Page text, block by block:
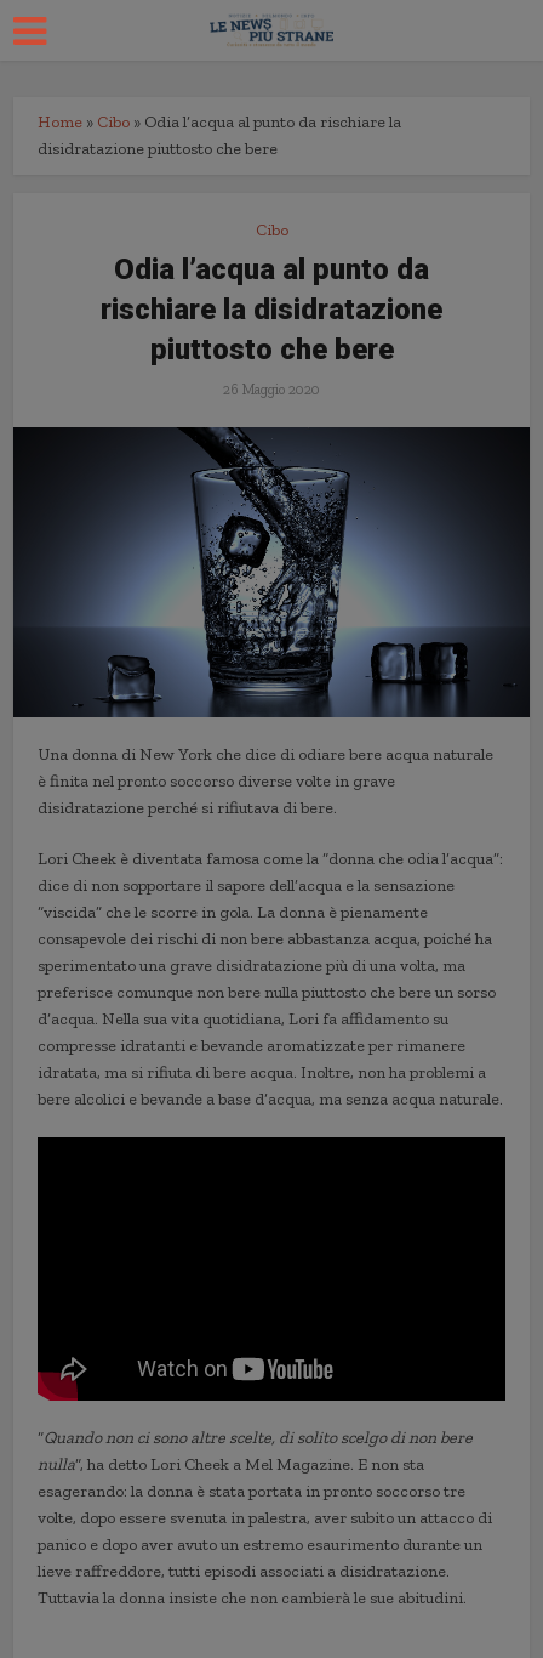
Home » Cibo » Odia l’acqua al punto da rischiare la
disidratazione piuttosto che bere
Cibo
Odia l’acqua al punto da
rischiare la disidratazione
piuttosto che bere
26 Maggio 2020
Una donna di New York che dice di odiare bere acqua naturale
è finita nel pronto soccorso diverse volte in grave
disidratazione perché si rifiutava di bere.
Lori Cheek è diventata famosa come la “donna che odia l’acqua”:
dice di non sopportare il sapore dell’acqua e la sensazione
“viscida” che le scorre in gola. La donna è pienamente
consapevole dei rischi di non bere abbastanza acqua, poiché ha
sperimentato una grave disidratazione più di una volta, ma
preferisce comunque non bere nulla piuttosto che bere un sorso
d’acqua. Nella sua vita quotidiana, Lori fa affidamento su
compresse idratanti e bevande aromatizzate per rimanere
idratata, ma si rifiuta di bere acqua. Inoltre, non ha problemi a
bere alcolici e bevande a base d’acqua, ma senza acqua naturale.
“Quando non ci sono altre scelte, di solito scelgo di non bere
nulla“, ha detto Lori Cheek a Mel Magazine. E non sta
esagerando: la donna è stata portata in pronto soccorso tre
volte, dopo essere svenuta in palestra, aver subito un attacco di
panico e dopo aver avuto un estremo esaurimento durante un
lieve raffreddore, tutti episodi associati a disidratazione.
Tuttavia la donna insiste che non cambierà le sue abitudini.